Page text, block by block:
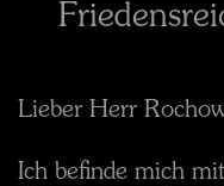
Lieber Herr
Ich befinde mich